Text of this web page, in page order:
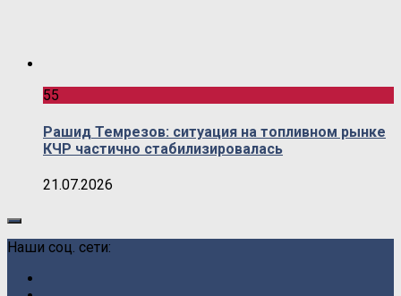
55
Рашид Темрезов: ситуация на топливном рынке
КЧР частично стабилизировалась
21.07.2026
Наши соц. сети: